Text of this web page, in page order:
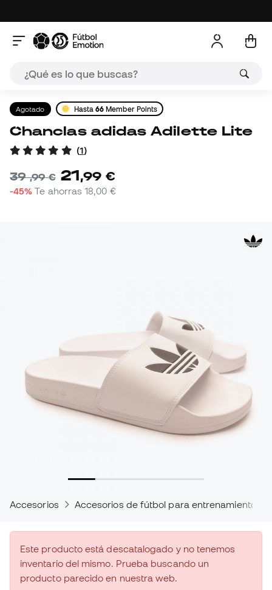
Agotado Hasta66 Member Points
Chanclas adidas Adilette Lite
(1)
39,99 € 21,99 €
-45% Te ahorras18,00 €
Accesorios Accesorios de fútbol para entrenamientos
Este producto está descatalogado y no tenemos
inventario del mismo. Prueba buscando un
producto parecido en nuestra web.